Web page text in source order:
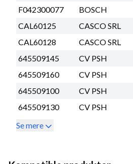
F042300077
BOSCH
CAL60125
CASCO SRL
CAL60128
CASCO SRL
645509145
CV PSH
645509160
CV PSH
645509100
CV PSH
645509130
CV PSH
Se mere